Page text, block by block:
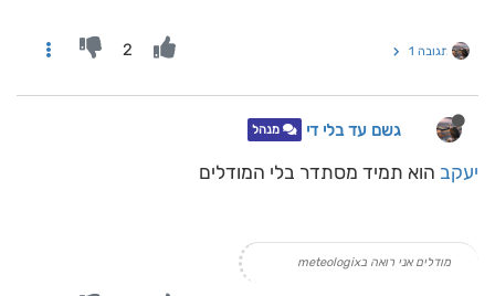
תגובה 1 2
גשם עד בלי די מנהל
יעקב הוא תמיד מסתדר בלי המודלים
מודלים אני רואה בmeteologix